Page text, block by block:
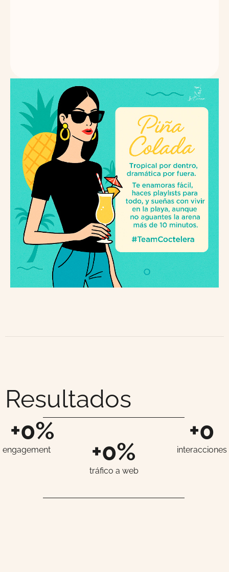
Las Pepsi
Nights
Desde lo digital al punto de venta,
creamos este concepto que
permitió la gamificación y el
aumento del
engagementde Pepsi
y los locales, con el
objetivo de
reforzar el consumo
y el
posicionamiento de marca.
Resultados
engagement
+0%
tráfico a web
+0% interacciones
+0